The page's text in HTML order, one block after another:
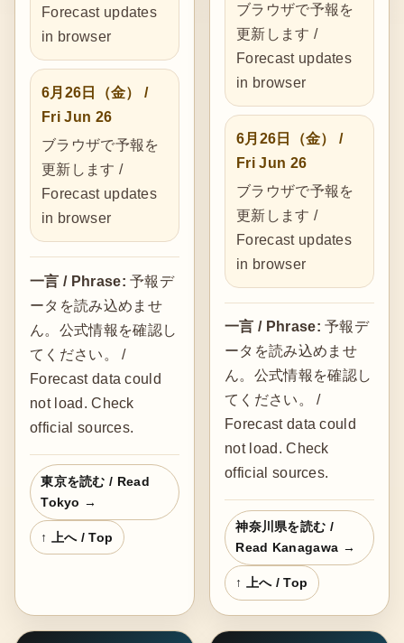
Forecast updates
in browser
6月26日（金） /
Fri Jun 26
ブラウザで予報を
更新します /
Forecast updates
in browser
一言 / Phrase: 予報デ
ータを読み込めませ
ん。公式情報を確認し
てください。 /
Forecast data could
not load. Check
official sources.
東京を読む / Read
Tokyo →
↑ 上へ / Top
ブラウザで予報を
更新します /
Forecast updates
in browser
6月26日（金） /
Fri Jun 26
ブラウザで予報を
更新します /
Forecast updates
in browser
一言 / Phrase: 予報デ
ータを読み込めませ
ん。公式情報を確認し
てください。 /
Forecast data could
not load. Check
official sources.
神奈川県を読む /
Read Kanagawa →
↑ 上へ / Top